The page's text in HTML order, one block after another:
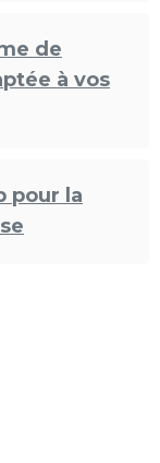
de
à vos
pour la